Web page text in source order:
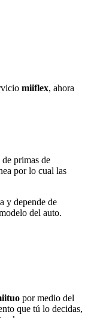
miiflex, ahora
primas de
por lo cual las
y depende de
del auto.
por medio del
que tú lo decidas,